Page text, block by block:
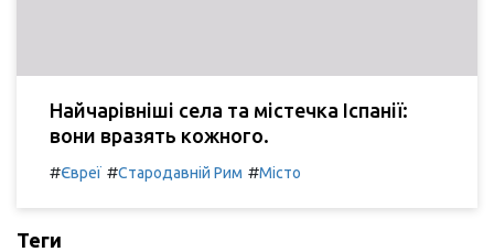
Найчарівніші села та містечка Іспанії:
вони вразять кожного.
#Євреї #Стародавній Рим #Місто
Теги